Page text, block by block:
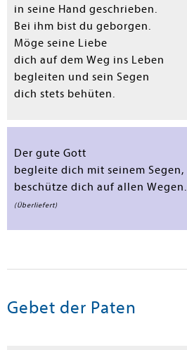
in seine Hand geschrieben.
Bei ihm bist du geborgen.
Möge seine Liebe
dich auf dem Weg ins Leben
begleiten und sein Segen
dich stets behüten.
Der gute Gott
begleite dich mit seinem Segen,
beschütze dich auf allen Wegen.
(Überliefert)
Gebet der Paten